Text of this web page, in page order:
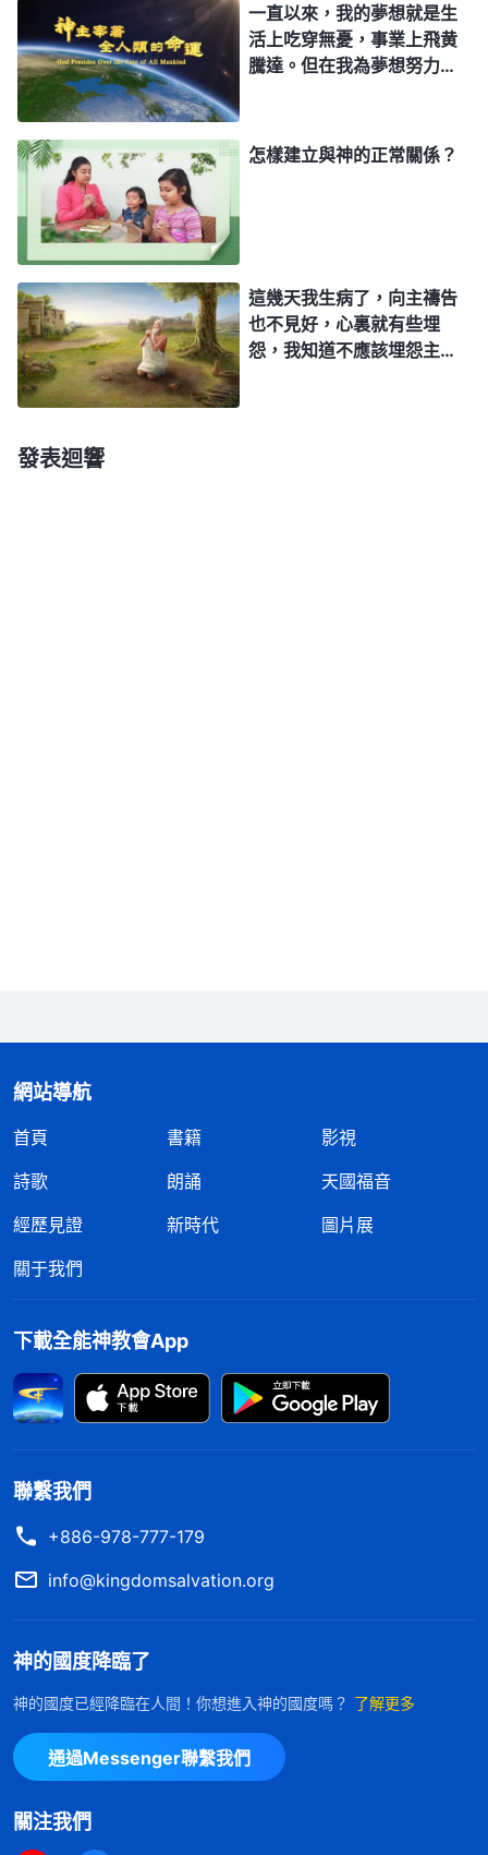
揀選預定了你，但你現在不願意滿足神，不願意實行
真理，不願意以自己真實愛神的心來背叛自己的肉
體，到最後就把自己坑了，那你就要受極大的痛苦。
你總體貼肉體，慢慢撒但就把你侵吞了，你也没有什
麽生命了，也没有什麽靈的感動了，到有一天你裏面
就徹底黑暗了。你活在黑暗之中，撒但就把你擄去
了，你心裏再也没有神了，那時你就會否認神的存在
而離開神。所以，要想愛神得付出一番苦的代價，得
受苦，并不須外面怎麽熱心、怎麽吃苦，或多看看
書、多跑跑路，乃是能放下人裏面的東西：奢侈的想
法，個人的利益，己的打算，觀念，存心。這才是神
的心意。
該怎麽滿足神，該怎麽為神站住見證？你該知道，每
一件事臨到對你都是一次大的試煉，都是神需要你作
就能看出你這個人到底愛不愛神，若愛神就能為神站
住見證，如果没實行愛神，説明你不是一個實行真理
的人，你没有真理，也没有什麽生命，是糠皮！每臨
到一件事，都是神需要人為他站住見證的時候，别看
現在你没臨到什麽大事，不作什麽大的見證，但在日
常生活的細節當中，都關乎到神的見證，讓弟兄姊妹
佩服，讓家裏人佩服，讓周圍的人都佩服，等到有一
實在太好了，在你身上就是一個見證。雖然你没有什
能體貼神的心意，看見神在這素質最差的人身上作了
這麽大的工作，人認識了神，都成了在撒但面前的
勝者，對神忠心到一個地步，那這班人就是最有骨氣
的人，這是最大的見證。雖然大的工作你作不了，但
際行動去報答神的愛，為神作響亮的見證，這才叫實
中、在弟兄姊妹中間、在世人面前就没有見證。在撒
一直以來，我的夢想就是生
活上吃穿無憂，事業上飛黄
騰達。但在我為夢想努力奮
事情根本無法實現，我感覺
這樣活着好累。為什麽計劃
怎樣建立與神的正常關係？
這幾天我生病了，向主禱告
也不見好，心裏就有些埋
怨，我知道不應該埋怨主，
發表迴響
網站導航
首頁 書籍
影視
詩歌
朗誦
天國福音
經歷見證
新時代
圖片展
關于我們
下載全能神教會App
聯繫我們
+886-978-777-179
info@kingdomsalvation.org
神的國度降臨了
神的國度已經降臨在人間！你想進入神的國度嗎？ 了解更多
通過Messenger聯繫我們
關注我們